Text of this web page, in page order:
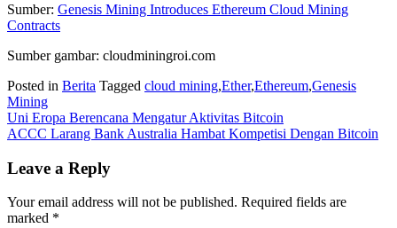
Sumber: Genesis Mining Introduces Ethereum Cloud Mining
Contracts
Sumber gambar: cloudminingroi.com
Posted in Berita Tagged cloud mining,Ether,Ethereum,Genesis
Mining
Post
navigation
Uni Eropa Berencana Mengatur Aktivitas Bitcoin
ACCC Larang Bank Australia Hambat Kompetisi Dengan Bitcoin
Leave a Reply
Your email address will not be published. Required fields are
marked *